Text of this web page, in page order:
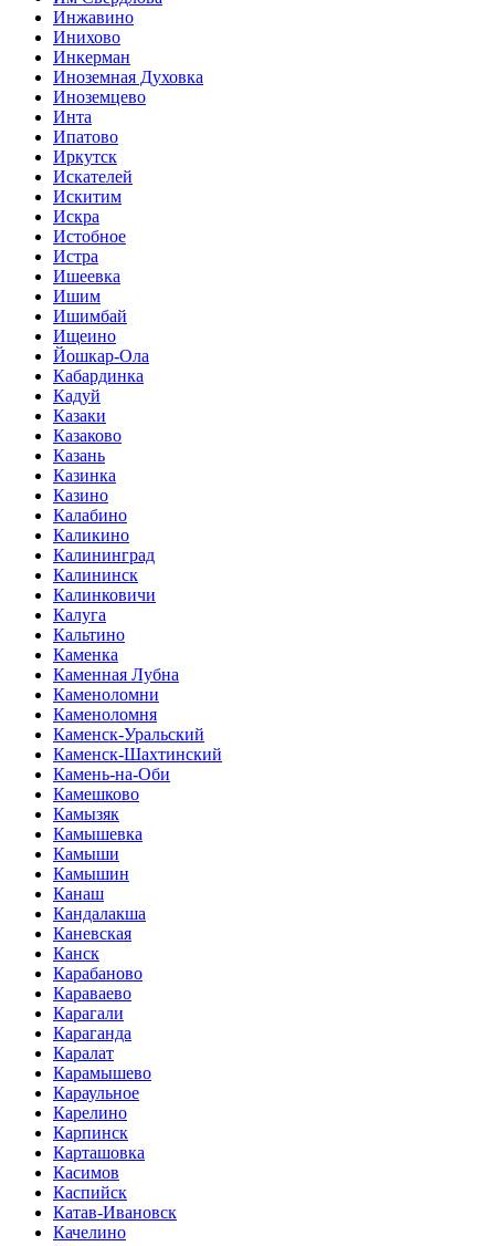
Инжавино
Инихово
Инкерман
Иноземная Духовка
Иноземцево
Инта
Ипатово
Иркутск
Искателей
Искитим
Искра
Истобное
Истра
Ишеевка
Ишим
Ишимбай
Ищеино
Йошкар-Ола
Кабардинка
Кадуй
Казаки
Казаково
Казань
Казинка
Казино
Калабино
Каликино
Калининград
Калининск
Калинковичи
Калуга
Кальтино
Каменка
Каменная Лубна
Каменоломни
Каменоломня
Каменск-Уральский
Каменск-Шахтинский
Камень-на-Оби
Камешково
Камызяк
Камышевка
Камыши
Камышин
Канаш
Кандалакша
Каневская
Канск
Карабаново
Караваево
Карагали
Караганда
Каралат
Карамышево
Караульное
Карелино
Карпинск
Карташовка
Касимов
Каспийск
Катав-Ивановск
Качелино